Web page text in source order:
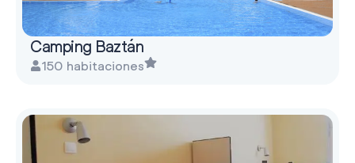
Camping Baztán
150 habitaciones